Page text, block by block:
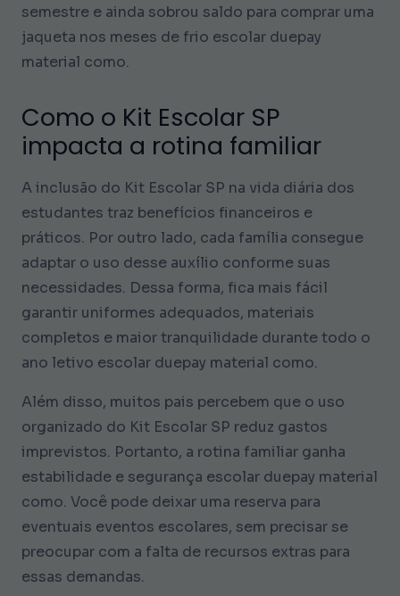
semestre e ainda sobrou saldo para comprar uma
jaqueta nos meses de frio escolar duepay
material como.
Como o Kit Escolar SP
impacta a rotina familiar
A inclusão do Kit Escolar SP na vida diária dos
estudantes traz benefícios financeiros e
práticos. Por outro lado, cada família consegue
adaptar o uso desse auxílio conforme suas
necessidades. Dessa forma, fica mais fácil
garantir uniformes adequados, materiais
completos e maior tranquilidade durante todo o
ano letivo escolar duepay material como.
Além disso, muitos pais percebem que o uso
organizado do Kit Escolar SP reduz gastos
imprevistos. Portanto, a rotina familiar ganha
estabilidade e segurança escolar duepay material
como. Você pode deixar uma reserva para
eventuais eventos escolares, sem precisar se
preocupar com a falta de recursos extras para
essas demandas.